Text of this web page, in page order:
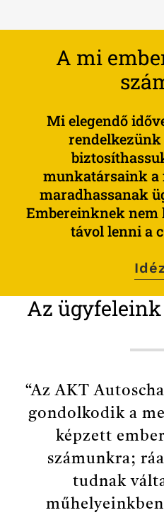
A mi
Mi elegendő
rendelkezünk
munkatársainka
maradhassanak
Embereinknek nem
távol lenni a
Az
“Az AKT
gondolkodik a
képzett
számunkra;
tudnak